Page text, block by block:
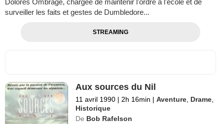
Dolorès Ombrage, chargée de maintenir l'ordre à l'école et de
surveiller les faits et gestes de Dumbledore...
STREAMING
Aux sources du Nil
11 avril 1990 | 2h 16min | Aventure Drame
Historique
De Bob Rafelson